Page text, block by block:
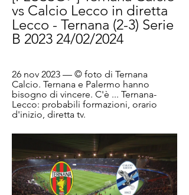
vs Calcio Lecco in diretta
Lecco - Ternana (2-3) Serie
B 2023 24/02/2024
26 nov 2023 — © foto di Ternana
Calcio. Ternana e Palermo hanno
bisogno di vincere. C'è ... Ternana-
Lecco: probabili formazioni, orario
d'inizio, diretta tv.